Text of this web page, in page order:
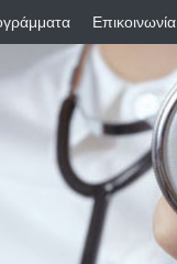
Επικοινωνία